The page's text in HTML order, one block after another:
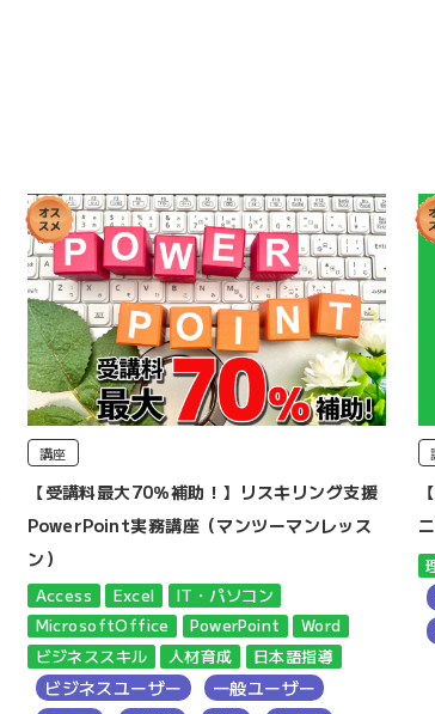
講座
【受講料最大70％補助！】リスキリング支援
PowerPoint実務講座（マンツーマンレッス
ン）
Access Excel
IT・パソコン
MicrosoftOffice
PowerPoint
Word
ビジネススキル
人材育成 日本語指導
ビジネスユーザー
一般ユーザー